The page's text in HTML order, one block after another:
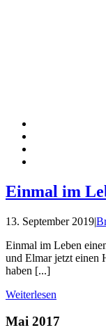
Einmal im
13. September 2019|
Einmal im Leben
und Elmar jetzt einen
haben [...]
Weiterlesen
Mai 2017